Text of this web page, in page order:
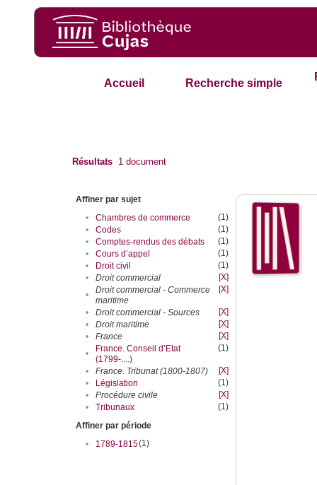
Accueil Recherche simple
Résultats 1 document
Affiner par sujet
•
Chambres de commerce
(1)
•
Codes
(1)
•
Comptes-rendus des débats
(1)
•
Cours d’appel
(1)
•
Droit civil
(1)
•
Droit commercial
[X]
•
Droit commercial - Commerce
maritime
[X]
• Droit commercial - Sources
[X]
•
Droit maritime
[X]
•
France
[X]
•
France. Conseil d’Etat
(1799-....)
(1)
• France. Tribunat (1800-1807)
[X]
•
Législation
(1)
•
Procédure civile
[X]
•
Tribunaux
(1)
Affiner par période
•
1789-1815(1)